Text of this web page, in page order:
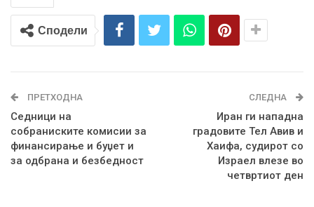
Сподели
ПРЕТХОДНА
Седници на
собраниските комисии за
финансирање и буџет и
за одбрана и безбедност
СЛЕДНА
Иран ги нападна
градовите Тел Авив и
Хаифа, судирот со
Израел влезе во
четвртиот ден